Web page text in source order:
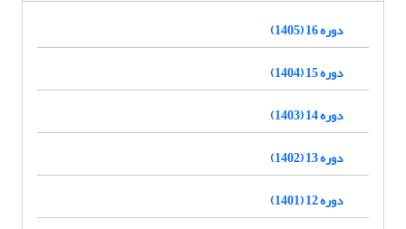
دوره 16 (1405)
دوره 15 (1404)
دوره 14 (1403)
دوره 13 (1402)
دوره 12 (1401)